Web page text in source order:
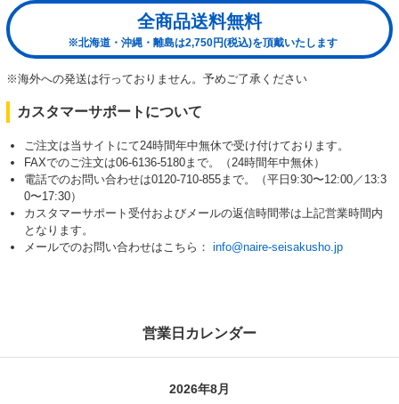
全商品送料無料
※北海道・沖縄・離島は2,750円(税込)を頂戴いたします
※海外への発送は行っておりません。予めご了承ください
カスタマーサポートについて
ご注文は当サイトにて24時間年中無休で受け付けております。
FAXでのご注文は06-6136-5180まで。（24時間年中無休）
電話でのお問い合わせは0120-710-855まで。（平日9:30〜12:00／13:3
0〜17:30）
カスタマーサポート受付およびメールの返信時間帯は上記営業時間内
となります。
メールでのお問い合わせはこちら： info@naire-seisakusho.jp
営業日カレンダー
2026年8月